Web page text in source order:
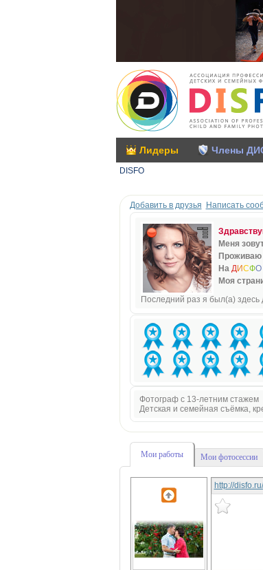
Лидеры Члены
DISFO
Добавить в друзья Написать
Меня
Проживаю
На ДИСФО
Моя
Последний раз я был(а) здесь
Фотограф с 13-летним стажем
Детская и семейная съёмка,
Мои работы Мои фотосессии
http://